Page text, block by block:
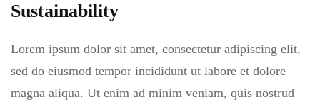
Sustainability
Lorem ipsum dolor sit amet, consectetur adipiscing elit,
sed do eiusmod tempor incididunt ut labore et dolore
magna aliqua. Ut enim ad minim veniam, quis nostrud